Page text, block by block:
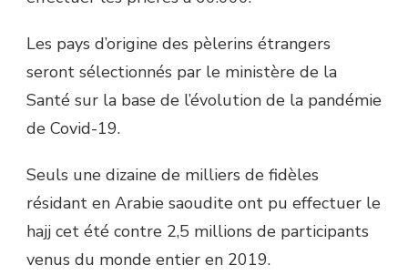
Les pays d’origine des pèlerins étrangers
seront sélectionnés par le ministère de la
Santé sur la base de l’évolution de la pandémie
de Covid-19.
Seuls une dizaine de milliers de fidèles
résidant en Arabie saoudite ont pu effectuer le
hajj cet été contre 2,5 millions de participants
venus du monde entier en 2019.